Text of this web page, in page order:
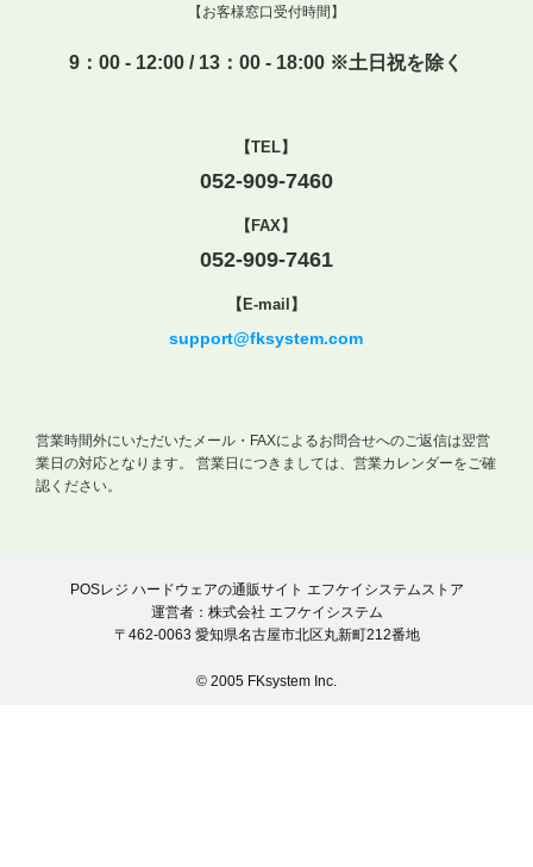
【お客様窓口受付時間】
9：00 - 12:00 / 13：00 - 18:00 ※土日祝を除く
【TEL】
052-909-7460
【FAX】
052-909-7461
【E-mail】
support@fksystem.com
営業時間外にいただいたメール・FAXによるお問合せへのご返信は翌営
業日の対応となります。
営業日につきましては、営業カレンダーをご確
認ください。
POSレジ ハードウェアの通販サイト エフケイシステムストア
運営者：株式会社 エフケイシステム
〒462-0063 愛知県名古屋市北区丸新町212番地
© 2005 FKsystem Inc.